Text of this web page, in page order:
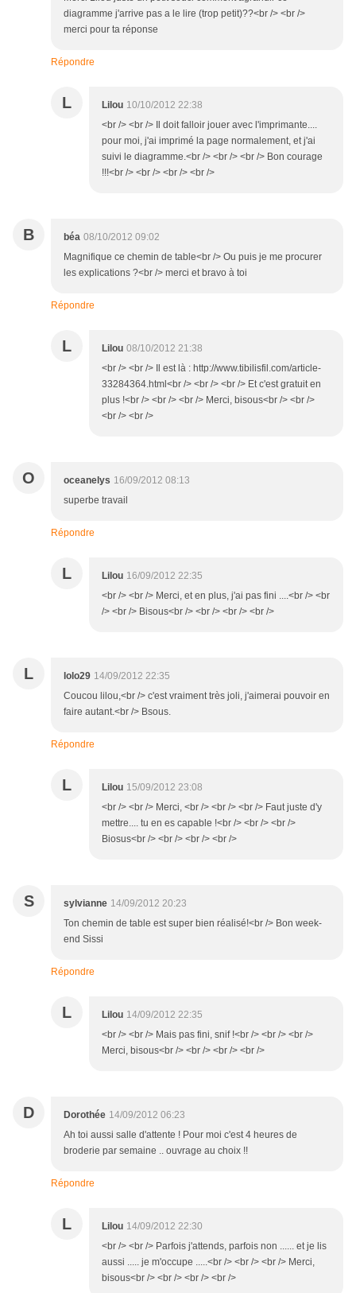
diagramme j'arrive pas a le lire (trop petit)??<br /> <br />
merci pour ta réponse
Répondre
L Lilou 10/10/2012 22:38
<br /> <br /> Il doit falloir jouer avec l'imprimante....
pour moi, j'ai imprimé la page normalement, et j'ai
suivi le diagramme.<br /> <br /> <br /> Bon courage
!!!<br /> <br /> <br /> <br />
B béa 08/10/2012 09:02
Magnifique ce chemin de table<br /> Ou puis je me procurer
les explications ?<br /> merci et bravo à toi
Répondre
L Lilou 08/10/2012 21:38
<br /> <br /> Il est là : http://www.tibilisfil.com/article-
33284364.html<br /> <br /> <br /> Et c'est gratuit en
plus !<br /> <br /> <br /> Merci, bisous<br /> <br />
<br /> <br />
O oceanelys 16/09/2012 08:13
superbe travail
Répondre
L Lilou 16/09/2012 22:35
<br /> <br /> Merci, et en plus, j'ai pas fini ....<br /> <br
/> <br /> Bisous<br /> <br /> <br /> <br />
L lolo29 14/09/2012 22:35
Coucou lilou,<br /> c'est vraiment très joli, j'aimerai pouvoir en
faire autant.<br /> Bsous.
Répondre
L Lilou 15/09/2012 23:08
<br /> <br /> Merci, <br /> <br /> <br /> Faut juste d'y
mettre.... tu en es capable !<br /> <br /> <br />
Biosus<br /> <br /> <br /> <br />
S sylvianne 14/09/2012 20:23
Ton chemin de table est super bien réalisé!<br /> Bon week-
end Sissi
Répondre
L Lilou 14/09/2012 22:35
<br /> <br /> Mais pas fini, snif !<br /> <br /> <br />
Merci, bisous<br /> <br /> <br /> <br />
D Dorothée 14/09/2012 06:23
Ah toi aussi salle d'attente ! Pour moi c'est 4 heures de
broderie par semaine .. ouvrage au choix !!
Répondre
L Lilou 14/09/2012 22:30
<br /> <br /> Parfois j'attends, parfois non ...... et je lis
aussi ..... je m'occupe .....<br /> <br /> <br /> Merci,
bisous<br /> <br /> <br /> <br />